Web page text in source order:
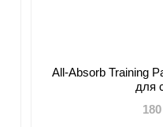
All-Absorb Training
для